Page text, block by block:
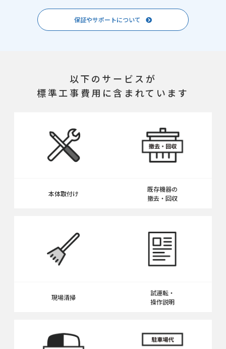
保証やサポートについて
以下のサービスが
標準工事費用に含まれています
本体取付け
既存機器の
撤去・回収
現場清掃
試運転・
操作説明